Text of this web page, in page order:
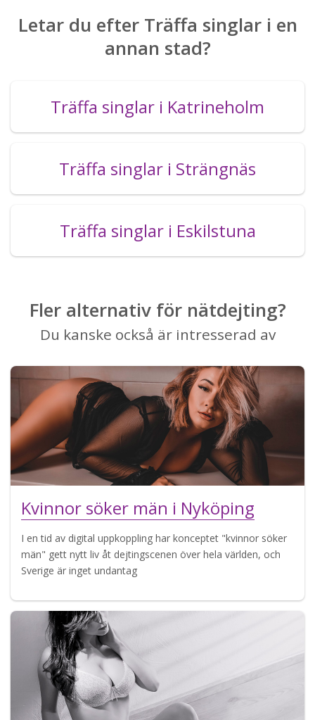
Letar du efter Träffa singlar i en
annan stad?
Träffa singlar i Katrineholm
Träffa singlar i Strängnäs
Träffa singlar i Eskilstuna
Fler alternativ för nätdejting?
Du kanske också är intresserad av
Kvinnor söker män i Nyköping
I en tid av digital uppkoppling har konceptet "kvinnor söker
män" gett nytt liv åt dejtingscenen över hela världen, och
Sverige är inget undantag